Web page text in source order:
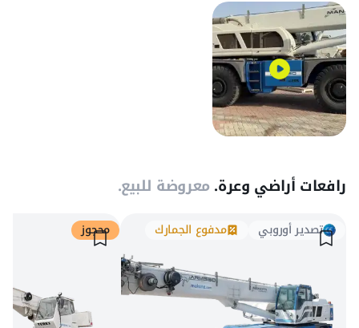
رافعات أراضي وعرة.معروضة للبيع.
تصدير أوروبي مدفوع الجمارك محجوز